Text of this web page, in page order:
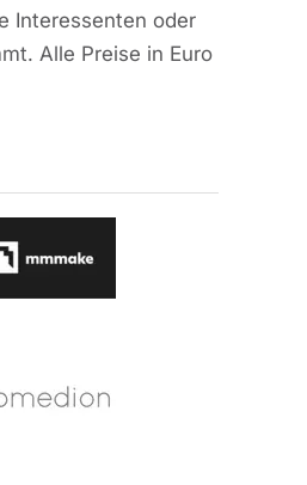
Interessenten oder
Alle Preise in Euro